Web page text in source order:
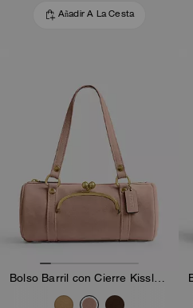
Añadir A La Cesta
Bolso Barril con Cierre Kisslock